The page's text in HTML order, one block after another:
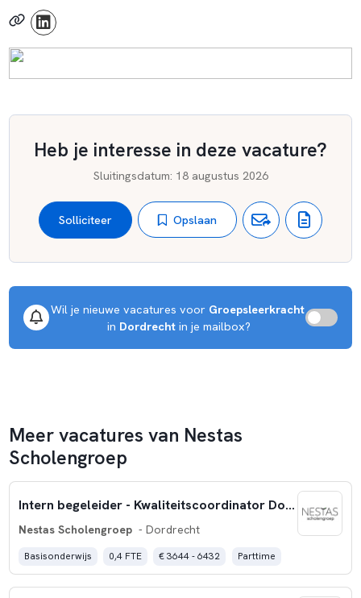
Heb je interesse in deze vacature?
Sluitingsdatum: 18 augustus 2026
Solliciteer Opslaan
Wil je nieuwe vacatures voor Groepsleerkracht
in Dordrecht in je mailbox?
Meer vacatures van Nestas
Scholengroep
Intern begeleider - Kwaliteitscoordinator Don Bosco (0,4 fte)
Nestas Scholengroep - Dordrecht
Basisonderwijs 0,4 FTE € 3644 - 6432 Parttime